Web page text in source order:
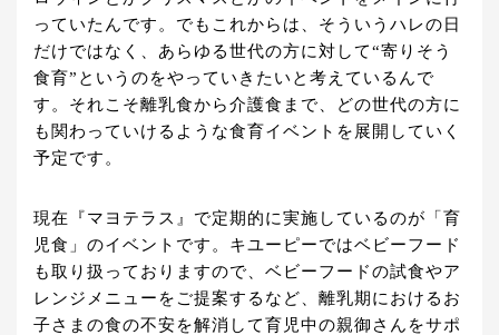
っていたんです。でもこれからは、そういうハレの日
だけではなく、あらゆる世代の方に対して“寄りそう
食育”というのをやっていきたいと考えているんで
す。それこそ離乳食から介護食まで、どの世代の方に
も関わっていけるような食育イベントを展開していく
予定です。
現在『マヨテラス』で定期的に実施しているのが「育
児食」のイベントです。キユーピーではベビーフード
も取り扱っておりますので、ベビーフードの試食やア
レンジメニューをご提案するなど、離乳期におけるお
子さまの食の不安を解消して育児中の親御さんをサポ